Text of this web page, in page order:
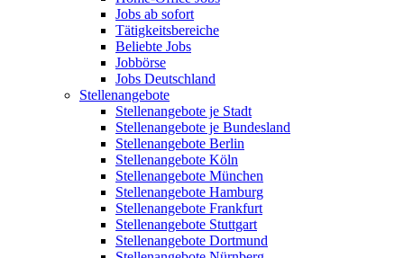
Jobs ab sofort
Tätigkeitsbereiche
Beliebte Jobs
Jobbörse
Jobs Deutschland
Stellenangebote
Stellenangebote je Stadt
Stellenangebote je Bundesland
Stellenangebote Berlin
Stellenangebote Köln
Stellenangebote München
Stellenangebote Hamburg
Stellenangebote Frankfurt
Stellenangebote Stuttgart
Stellenangebote Dortmund